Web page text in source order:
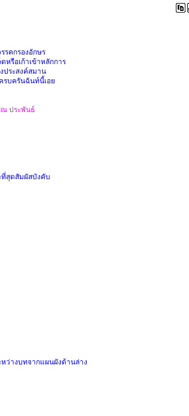
รคกรองอักษร
หรือเก้าเข้าหลักการ
ประสงค์สมาน
รบครันฉันท์นี้เอย
ณประพันธ์
ที่สุดสัมผัสบังคับ
ว่างบทจากแผนผังด้านล่าง